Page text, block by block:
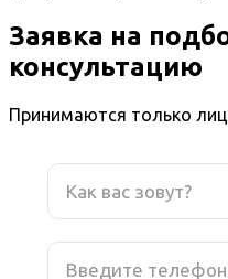
Заявка на
консультацию
Принимаются только